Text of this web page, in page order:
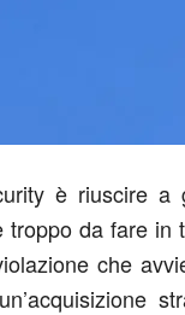
è riuscire a
da fare in
che